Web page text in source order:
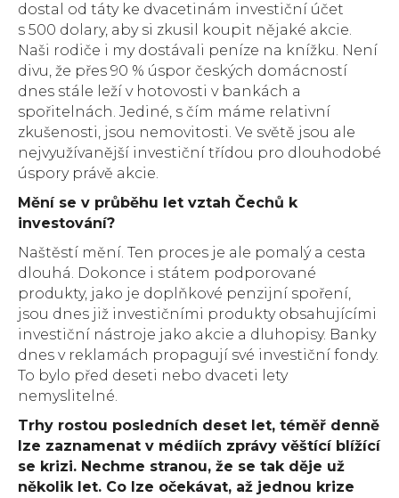
dostal od táty ke dvacetinám investiční účet
s 500 dolary, aby si zkusil koupit nějaké akcie.
Naši rodiče i my dostávali peníze na knížku. Není
divu, že přes 90 % úspor českých domácností
dnes stále leží v hotovosti v bankách a
spořitelnách. Jediné, s čím máme relativní
zkušenosti, jsou nemovitosti. Ve světě jsou ale
nejvyužívanější investiční třídou pro dlouhodobé
úspory právě akcie.
Mění se v průběhu let vztah Čechů k
investování?
Naštěstí mění. Ten proces je ale pomalý a cesta
dlouhá. Dokonce i státem podporované
produkty, jako je doplňkové penzijní spoření,
jsou dnes již investičními produkty obsahujícími
investiční nástroje jako akcie a dluhopisy. Banky
dnes v reklamách propagují své investiční fondy.
To bylo před deseti nebo dvaceti lety
nemyslitelné.
Trhy rostou posledních deset let, téměř denně
lze zaznamenat v médiích zprávy věštící blížící
se krizi. Nechme stranou, že se tak děje už
několik let. Co lze očekávat, až jednou krize